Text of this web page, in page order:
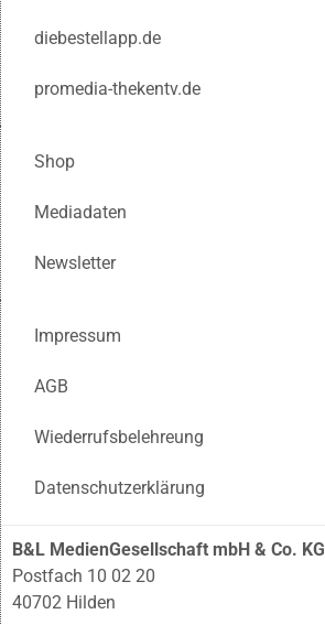
diebestellapp.de
promedia-thekentv.de
Shop
Mediadaten
Newsletter
Impressum
AGB
Wiederrufsbelehreung
Datenschutzerklärung
B&L MedienGesellschaft mbH & Co. KG
Postfach 10 02 20
40702 Hilden